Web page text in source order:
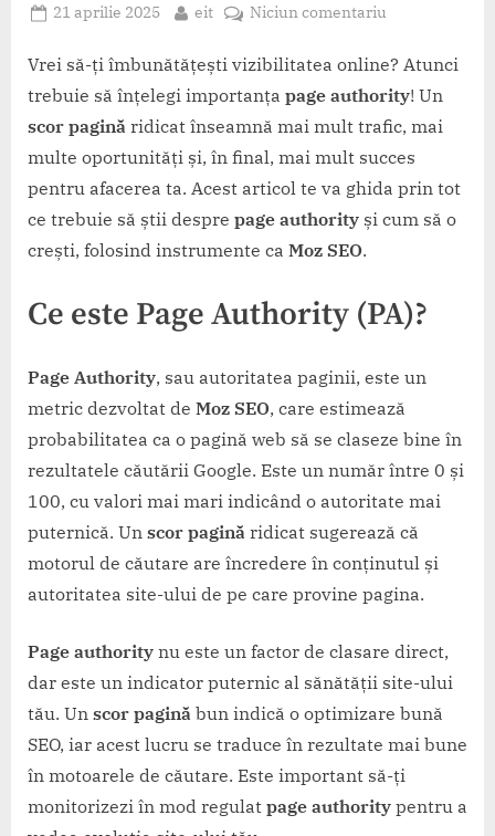
Posted
21 aprilie 2025 By
eit Niciun comentariu
înseamnă
autoritatea
(PA)
și
cum
o
Vrei să-ți îmbunătățești vizibilitatea online? Atunci
trebuie să înțelegi importanța page authority! Un
scor pagină ridicat înseamnă mai mult trafic, mai
multe oportunități și, în final, mai mult succes
pentru afacerea ta. Acest articol te va ghida prin tot
ce trebuie să știi despre page authority și cum să o
crești, folosind instrumente ca Moz SEO.
Ce este Page Authority (PA)?
Page Authority, sau autoritatea paginii, este un
metric dezvoltat de Moz SEO, care estimează
probabilitatea ca o pagină web să se claseze bine în
rezultatele căutării Google. Este un număr între 0 și
100, cu valori mai mari indicând o autoritate mai
puternică. Un scor pagină ridicat sugerează că
motorul de căutare are încredere în conținutul și
autoritatea site-ului de pe care provine pagina.
Page authority nu este un factor de clasare direct,
dar este un indicator puternic al sănătății site-ului
tău. Un scor pagină bun indică o optimizare bună
SEO, iar acest lucru se traduce în rezultate mai bune
în motoarele de căutare. Este important să-ți
monitorizezi în mod regulat page authority pentru a